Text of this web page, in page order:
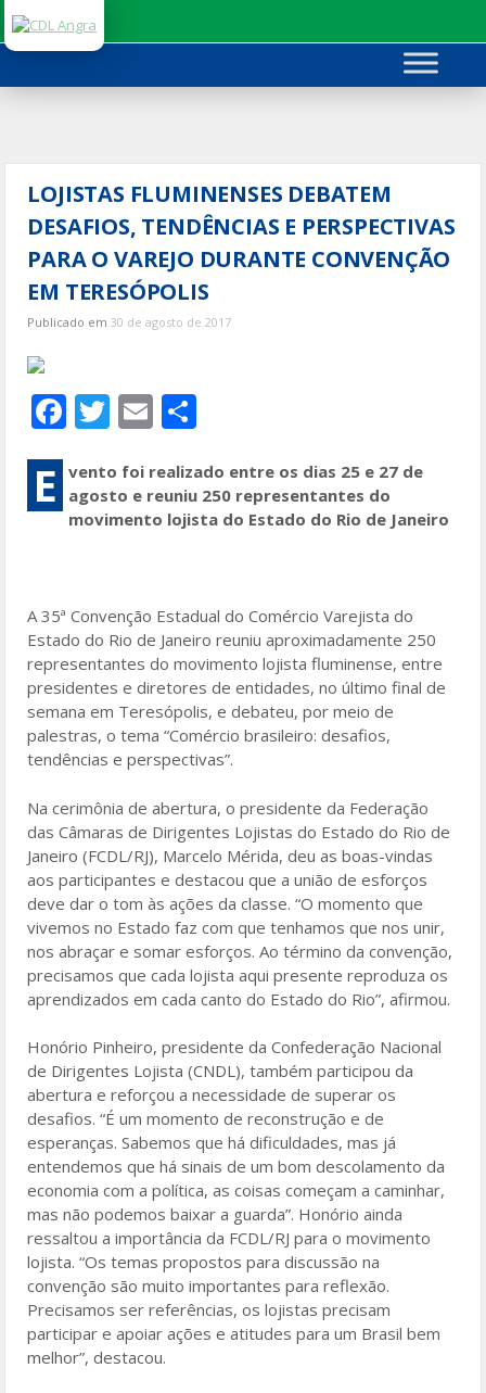
para
conteúdo
LOJISTAS FLUMINENSES DEBATEM
DESAFIOS, TENDÊNCIAS E PERSPECTIVAS
PARA O VAREJO DURANTE CONVENÇÃO
EM TERESÓPOLIS
Publicado em30 de agosto de 2017
F
ac
e
b
k
T
w
itt
er
E
m
ai
l
ar
e
E
vento foi realizado entre os dias 25 e 27 de
agosto e reuniu 250 representantes do
movimento lojista do Estado do Rio de Janeiro
A 35ª Convenção Estadual do Comércio Varejista do
Estado do Rio de Janeiro reuniu aproximadamente 250
representantes do movimento lojista fluminense, entre
presidentes e diretores de entidades, no último final de
semana em Teresópolis, e debateu, por meio de
palestras, o tema “Comércio brasileiro: desafios,
tendências e perspectivas”.
Na cerimônia de abertura, o presidente da Federação
das Câmaras de Dirigentes Lojistas do Estado do Rio de
Janeiro (FCDL/RJ), Marcelo Mérida, deu as boas-vindas
aos participantes e destacou que a união de esforços
deve dar o tom às ações da classe. “O momento que
vivemos no Estado faz com que tenhamos que nos unir,
nos abraçar e somar esforços. Ao término da convenção,
precisamos que cada lojista aqui presente reproduza os
aprendizados em cada canto do Estado do Rio”, afirmou.
Honório Pinheiro, presidente da Confederação Nacional
de Dirigentes Lojista (CNDL), também participou da
abertura e reforçou a necessidade de superar os
desafios. “É um momento de reconstrução e de
esperanças. Sabemos que há dificuldades, mas já
entendemos que há sinais de um bom descolamento da
economia com a política, as coisas começam a caminhar,
mas não podemos baixar a guarda”. Honório ainda
ressaltou a importância da FCDL/RJ para o movimento
lojista. “Os temas propostos para discussão na
convenção são muito importantes para reflexão.
Precisamos ser referências, os lojistas precisam
participar e apoiar ações e atitudes para um Brasil bem
melhor”, destacou.